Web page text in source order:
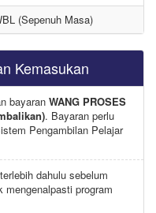
(Sepenuh Masa)
Kemasukan
bayaran WANG PROSES
. Bayaran perlu
Pengambilan Pelajar
terlebih dahulu sebelum
mengenalpasti program